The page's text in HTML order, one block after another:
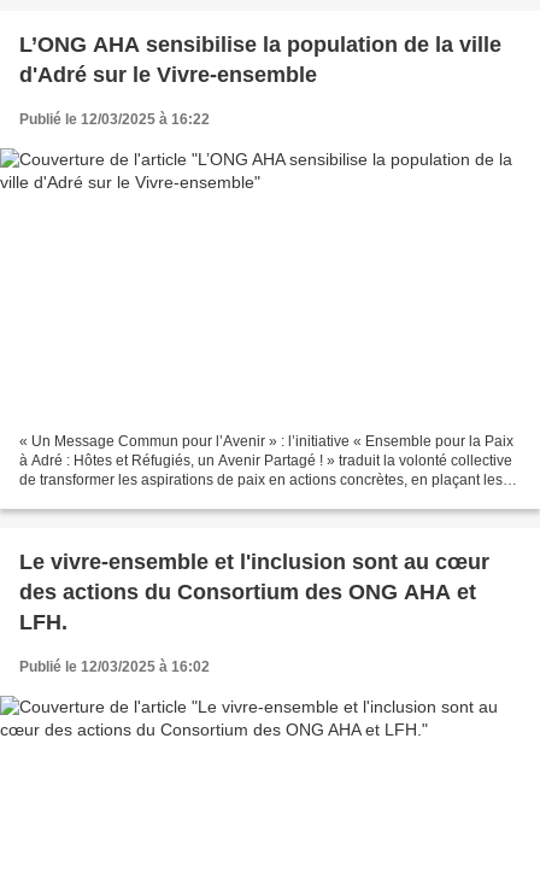
L’ONG AHA sensibilise la population de la ville
d'Adré sur le Vivre-ensemble
Publié le 12/03/2025 à 16:22
« Un Message Commun pour l’Avenir » : l’initiative « Ensemble pour la Paix
à Adré : Hôtes et Réfugiés, un Avenir Partagé ! » traduit la volonté collective
de transformer les aspirations de paix en actions concrètes, en plaçant les
Le vivre-ensemble et l'inclusion sont au cœur
des actions du Consortium des ONG AHA et
LFH.
Publié le 12/03/2025 à 16:02